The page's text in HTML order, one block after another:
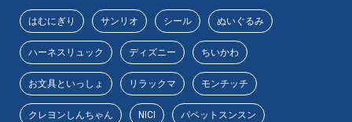
はむにぎり サンリオ シール ぬいぐるみ
ハーネスリュック ディズニー ちいかわ
お文具といっしょ リラックマ モンチッチ
クレヨンしんちゃん NICI パペットスンスン